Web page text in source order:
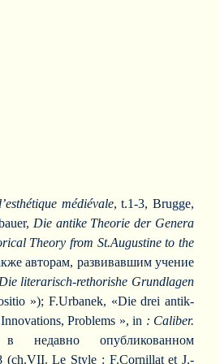
médiévale, t.1-3, Brugge,
Die antike Theorie der Genera
Theory from St.Augustine to the
авторам, развивавшим учение
literarisch-rethorishe Grundlagen
»); F.Urbanek, «Die drei antik-
Problems », in : Caliber.
опубликованном
(ch.VII. Le Style : F.Cornillat et J.-